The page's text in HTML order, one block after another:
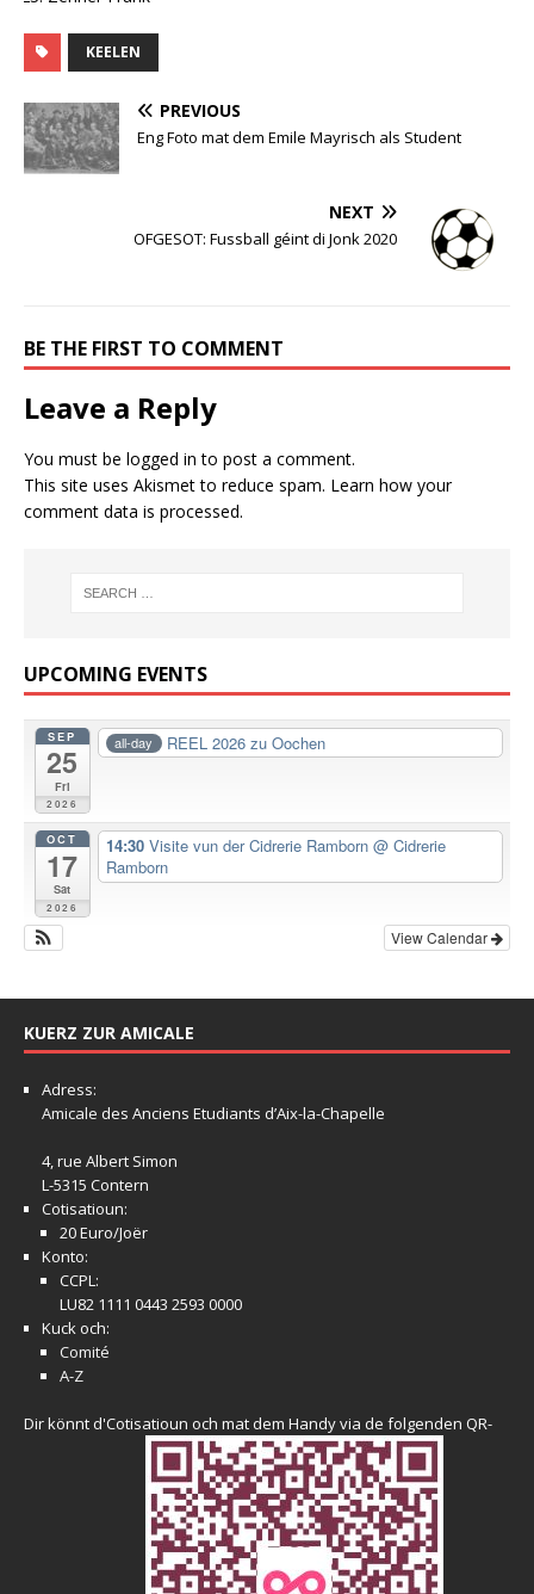
KEELEN
PREVIOUS
Eng Foto mat dem Emile Mayrisch als Student
NEXT
OFGESOT: Fussball géint di Jonk 2020
BE THE FIRST TO COMMENT
Leave a Reply
You must be logged in to post a comment.
This site uses Akismet to reduce spam. Learn how your
comment data is processed.
UPCOMING EVENTS
SEP
25
Fri
2026
all-day REEL 2026 zu Oochen
OCT
17
Sat
2026
14:30 Visite vun der Cidrerie Ramborn @ Cidrerie
Ramborn
View Calendar
KUERZ ZUR AMICALE
Adress:
Amicale des Anciens Etudiants d’Aix-la-Chapelle
4, rue Albert Simon
L-5315 Contern
Cotisatioun:
20 Euro/Joër
Konto:
CCPL:
LU82 1111 0443 2593 0000
Kuck och:
Comité
A-Z
Dir könnt d'Cotisatioun och mat dem Handy via de folgenden QR-